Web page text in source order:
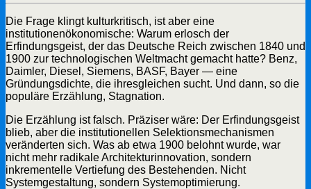
Die Frage klingt kulturkritisch, ist aber eine
institutionenökonomische: Warum erlosch der
Erfindungsgeist, der das Deutsche Reich zwischen 1840 und
1900 zur technologischen Weltmacht gemacht hatte? Benz,
Daimler, Diesel, Siemens, BASF, Bayer — eine
Gründungsdichte, die ihresgleichen sucht. Und dann, so die
populäre Erzählung, Stagnation.
Die Erzählung ist falsch. Präziser wäre: Der Erfindungsgeist
blieb, aber die institutionellen Selektionsmechanismen
veränderten sich. Was ab etwa 1900 belohnt wurde, war
nicht mehr radikale Architekturinnovation, sondern
inkrementelle Vertiefung des Bestehenden. Nicht
Systemgestaltung, sondern Systemoptimierung.